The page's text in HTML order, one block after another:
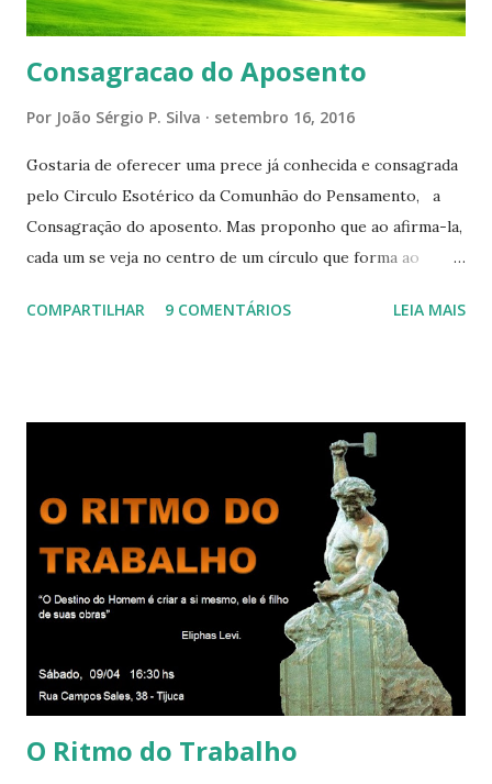
Consagracao do Aposento
Por João Sérgio P. Silva setembro 16, 2016
Gostaria de oferecer uma prece já conhecida e consagrada
pelo Circulo Esotérico da Comunhão do Pensamento, a
Consagração do aposento. Mas proponho que ao afirma-la,
cada um se veja no centro de um círculo que forma ao
cada um de nós mesmos. Um círculo que cresce e se
relacionamos e vai se ampliando e tocando os círculos
iluminados daqueles com que cooperamos, formando um
círculo cada vez maior de Paz e Harmonia. CONSAGRAÇÃO
DO APOSENTO Dentro do Círculo Infinito da Divina
Presença que me envolve inteiramente Afirmo: Há uma só
presença aqui: é a presença da Harmonia, que faz vibrar
todos os corações de Felicidade e Alegria. Quem quer que
aqui entre, sentirá as vibrações da Divina Harmonia. Há uma
só presença aqui: é a...
COMPARTILHAR 9 COMENTÁRIOS LEIA MAIS
O Ritmo do Trabalho